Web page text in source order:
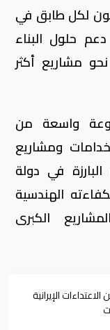
لكل طابق في
حلول البناء
مشاريع أكثر
واسعة من
ومشاريع
البارزة في دولة
الهندسية
الكبرى
الإيرانية